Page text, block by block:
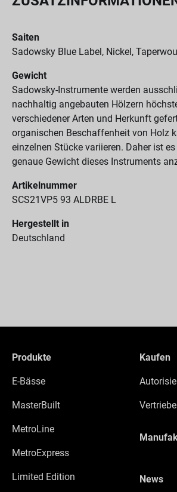
Saiten
Sadowsky Blue Label, Nickel,
Gewicht
Sadowsky-Instrumente werden
nachhaltig angebauten Hölzern
verschiedener Arten und Herkunft
organischen Beschaffenheit von Holz
einzelnen Stücke variieren. Daher ist
genaue Gewicht dieses Instruments
Artikelnummer
SCS21VP5 93 ALDRBE L
Hergestellt in
Deutschland
Produkte
E-Bässe
MasterBuilt
MetroLine
MetroExpress
Limited Edition
Kaufen
Vertriebe
News